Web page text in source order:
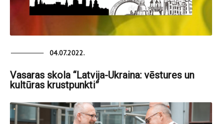
04.07.2022.
Vasaras skola “Latvija-Ukraina: vēstures un
kultūras krustpunkti”